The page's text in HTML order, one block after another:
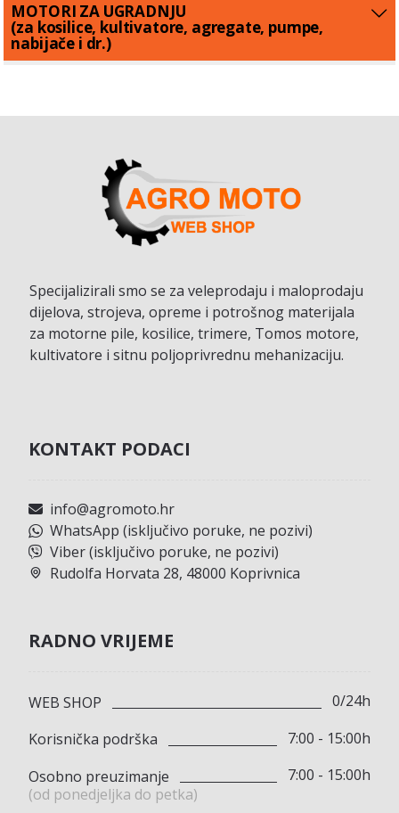
MOTORI ZA UGRADNJU
(za kosilice, kultivatore, agregate, pumpe,
nabijače i dr.)
Specijalizirali smo se za veleprodaju i maloprodaju
dijelova, strojeva, opreme i potrošnog materijala
za motorne pile, kosilice, trimere, Tomos motore,
kultivatore i sitnu poljoprivrednu mehanizaciju.
KONTAKT PODACI
info@agromoto.hr
WhatsApp (isključivo poruke, ne pozivi)
Viber (isključivo poruke, ne pozivi)
Rudolfa Horvata 28, 48000 Koprivnica
RADNO VRIJEME
WEB SHOP
0/24h
Korisnička podrška
7:00 - 15:00h
Osobno preuzimanje
(od ponedjeljka do petka)
7:00 - 15:00h